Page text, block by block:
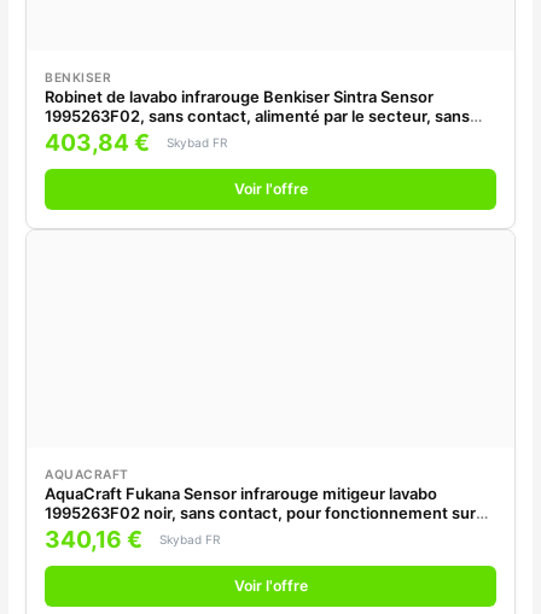
BENKISER
Robinet de lavabo infrarouge Benkiser Sintra Sensor
1995263F02, sans contact, alimenté par le secteur, sans
mitigeur, noir
403,84 € Skybad FR
Voir l'offre
AQUACRAFT
AquaCraft Fukana Sensor infrarouge mitigeur lavabo
1995263F02 noir, sans contact, pour fonctionnement sur
secteur, sans mélangeur
340,16 € Skybad FR
Voir l'offre